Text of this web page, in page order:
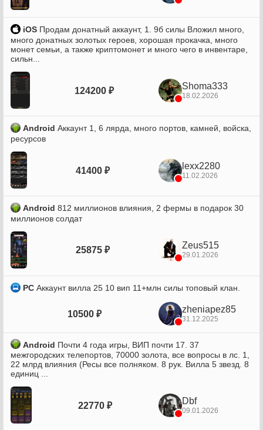
iOS Продам донатный аккаунт, 1. 9б силы Вложил много,
много донатных золотых героев, хорошая прокачка, много
монет семьи, а также криптомонет и много чего в инвентаре,
сильн...
124200 ₽ Shoma333
18.02.2026
Android Аккаунт 1, 6 лярда, много портов, камней, войска,
ресурсов
41400 ₽ lexx2280
11.02.2026
Android 812 миллионов влияния, 2 фермы в подарок 30
миллионов солдат
25875 ₽ Zeus515
29.01.2026
PC Аккаунт вилла 25 10 вип 11+млн силы топовый клан.
10500 ₽ zheniapez85
31.12.2025
Android Почти 4 года игры, ВИП почти 17. 37
межгородских телепортов, 70000 золота, все вопросы в лс. 1,
22 млрд влияния (Ресы все полняком. 8 рук. Вилла 5 звезд. 8
единиц ...
22770 ₽ Dbf
09.01.2026